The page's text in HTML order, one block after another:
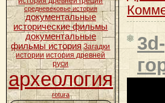
средневековье история
документальные
исторические фильмы
документальные
фильмы история Загадки
истории история древней
руси
археология
rotura